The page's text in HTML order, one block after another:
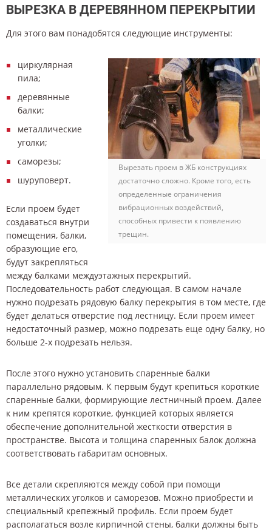
ВЫРЕЗКА В ДЕРЕВЯННОМ ПЕРЕКРЫТИИ
Для этого вам понадобятся следующие инструменты:
Вырезать проем в ЖБ конструкциях
достаточно сложно. Кроме того, есть
определенные ограничения
вибрационных воздействий,
способных привести к появлению
трещин.
циркулярная
пила;
деревянные
балки;
металлические
уголки;
саморезы;
шуруповерт.
Если проем будет
создаваться внутри
помещения, балки,
образующие его,
будут закрепляться
между балками междуэтажных перекрытий.
Последовательность работ следующая. В самом начале
нужно подрезать рядовую балку перекрытия в том месте, где
будет делаться отверстие под лестницу. Если проем имеет
недостаточный размер, можно подрезать еще одну балку, но
больше 2-х подрезать нельзя.
После этого нужно установить спаренные балки
параллельно рядовым. К первым будут крепиться короткие
спаренные балки, формирующие лестничный проем. Далее
к ним крепятся короткие, функцией которых является
обеспечение дополнительной жесткости отверстия в
пространстве. Высота и толщина спаренных балок должна
соответствовать габаритам основных.
Все детали скрепляются между собой при помощи
металлических уголков и саморезов. Можно приобрести и
специальный крепежный профиль. Если проем будет
располагаться возле кирпичной стены, балки должны быть